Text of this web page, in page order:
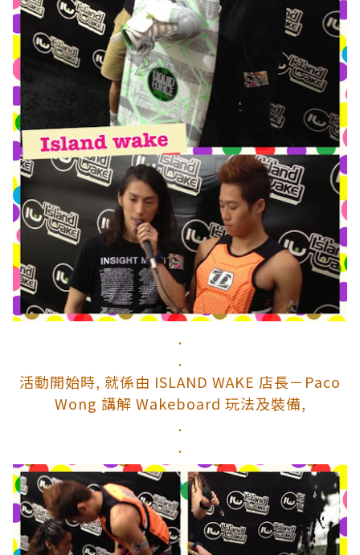
.
.
活動開始時, 就係由 ISLAND WAKE 店長－Paco
Wong 講解 Wakeboard 玩法及裝備,
.
.